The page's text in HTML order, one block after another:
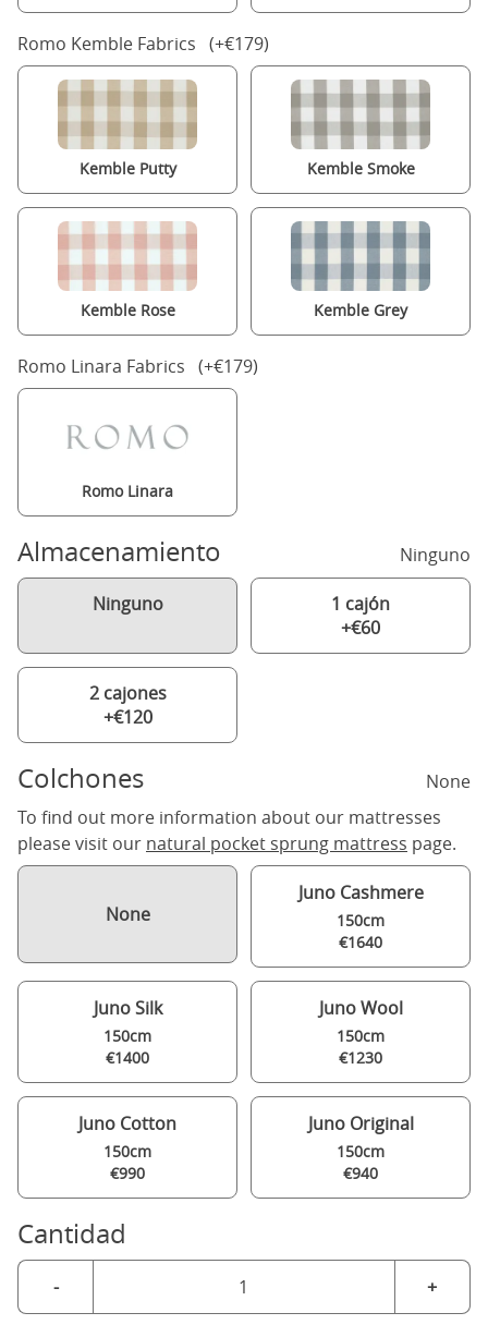
Romo Kemble Fabrics (+€179)
Kemble Putty Kemble Smoke
Kemble Rose Kemble Grey
Romo Linara Fabrics (+€179)
Romo Linara
Almacenamiento Ninguno
Ninguno
1 cajón
+€60
2 cajones
+€120
Colchones
None
To find out more information about our mattresses
please visit our natural pocket sprung mattress page.
None
Juno Cashmere
150cm
€1640
Juno Silk
150cm
€1400
Juno Wool
150cm
€1230
Juno Cotton
150cm
€990
Juno Original
150cm
€940
Cantidad
- +